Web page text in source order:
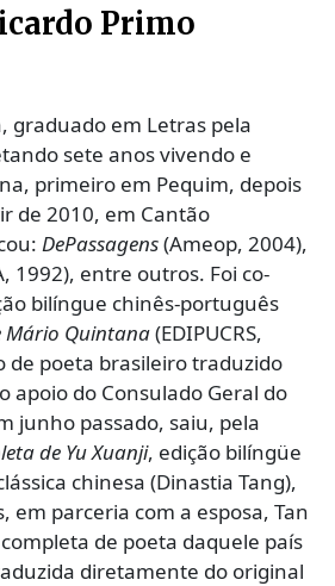
Primo
graduado em Letras pela
sete anos vivendo e
primeiro em Pequim, depois
de 2010, em Cantão
DePassagens(Ameop, 2004),
1992), entre outros. Foi co-
bilíngue chinês-português
Mário Quintana(EDIPUCRS,
de poeta brasileiro traduzido
apoio do Consulado Geral do
junho passado, saiu, pela
de Yu Xuanji, edição bilíngüe
chinesa (Dinastia Tang),
em parceria com a esposa, Tan
de poeta daquele país
diretamente do original